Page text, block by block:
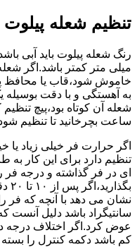
تنظیم شعله پیلوت
میلی متر کمتر باشد.اگر
خاموش شود،قاب یا محافظ
به آهستگی و با دقت بوسیله
شعله آن کوتاه بود،پیچ
ساعت بچرخانید تا تنظیم
اگر حرارت فر خیلی زیاد یا
تنظیم دارد برای این کار
سانتیگراد باشد دلیل آنست
عوض کرد.اگر اختلاف درجه
کم باشد دکمه کنترل را بسته